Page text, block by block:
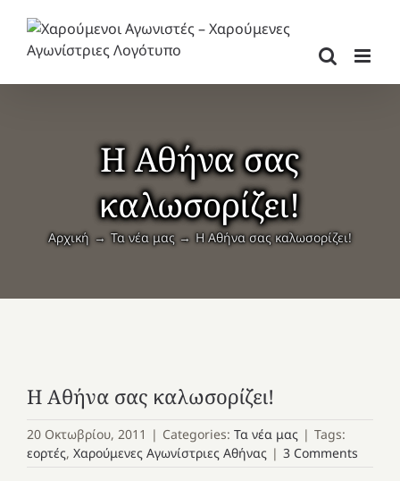
περιεχόμενο
Η Αθήνα σας
καλωσορίζει!
Αρχική Τα νέα μας Η Αθήνα σας καλωσορίζει!
Η Αθήνα σας καλωσορίζει!
20 Οκτωβρίου, 2011 | Categories: Τα νέα μας | Tags:
εορτές, Χαρούμενες Αγωνίστριες Αθήνας | 3 Comments